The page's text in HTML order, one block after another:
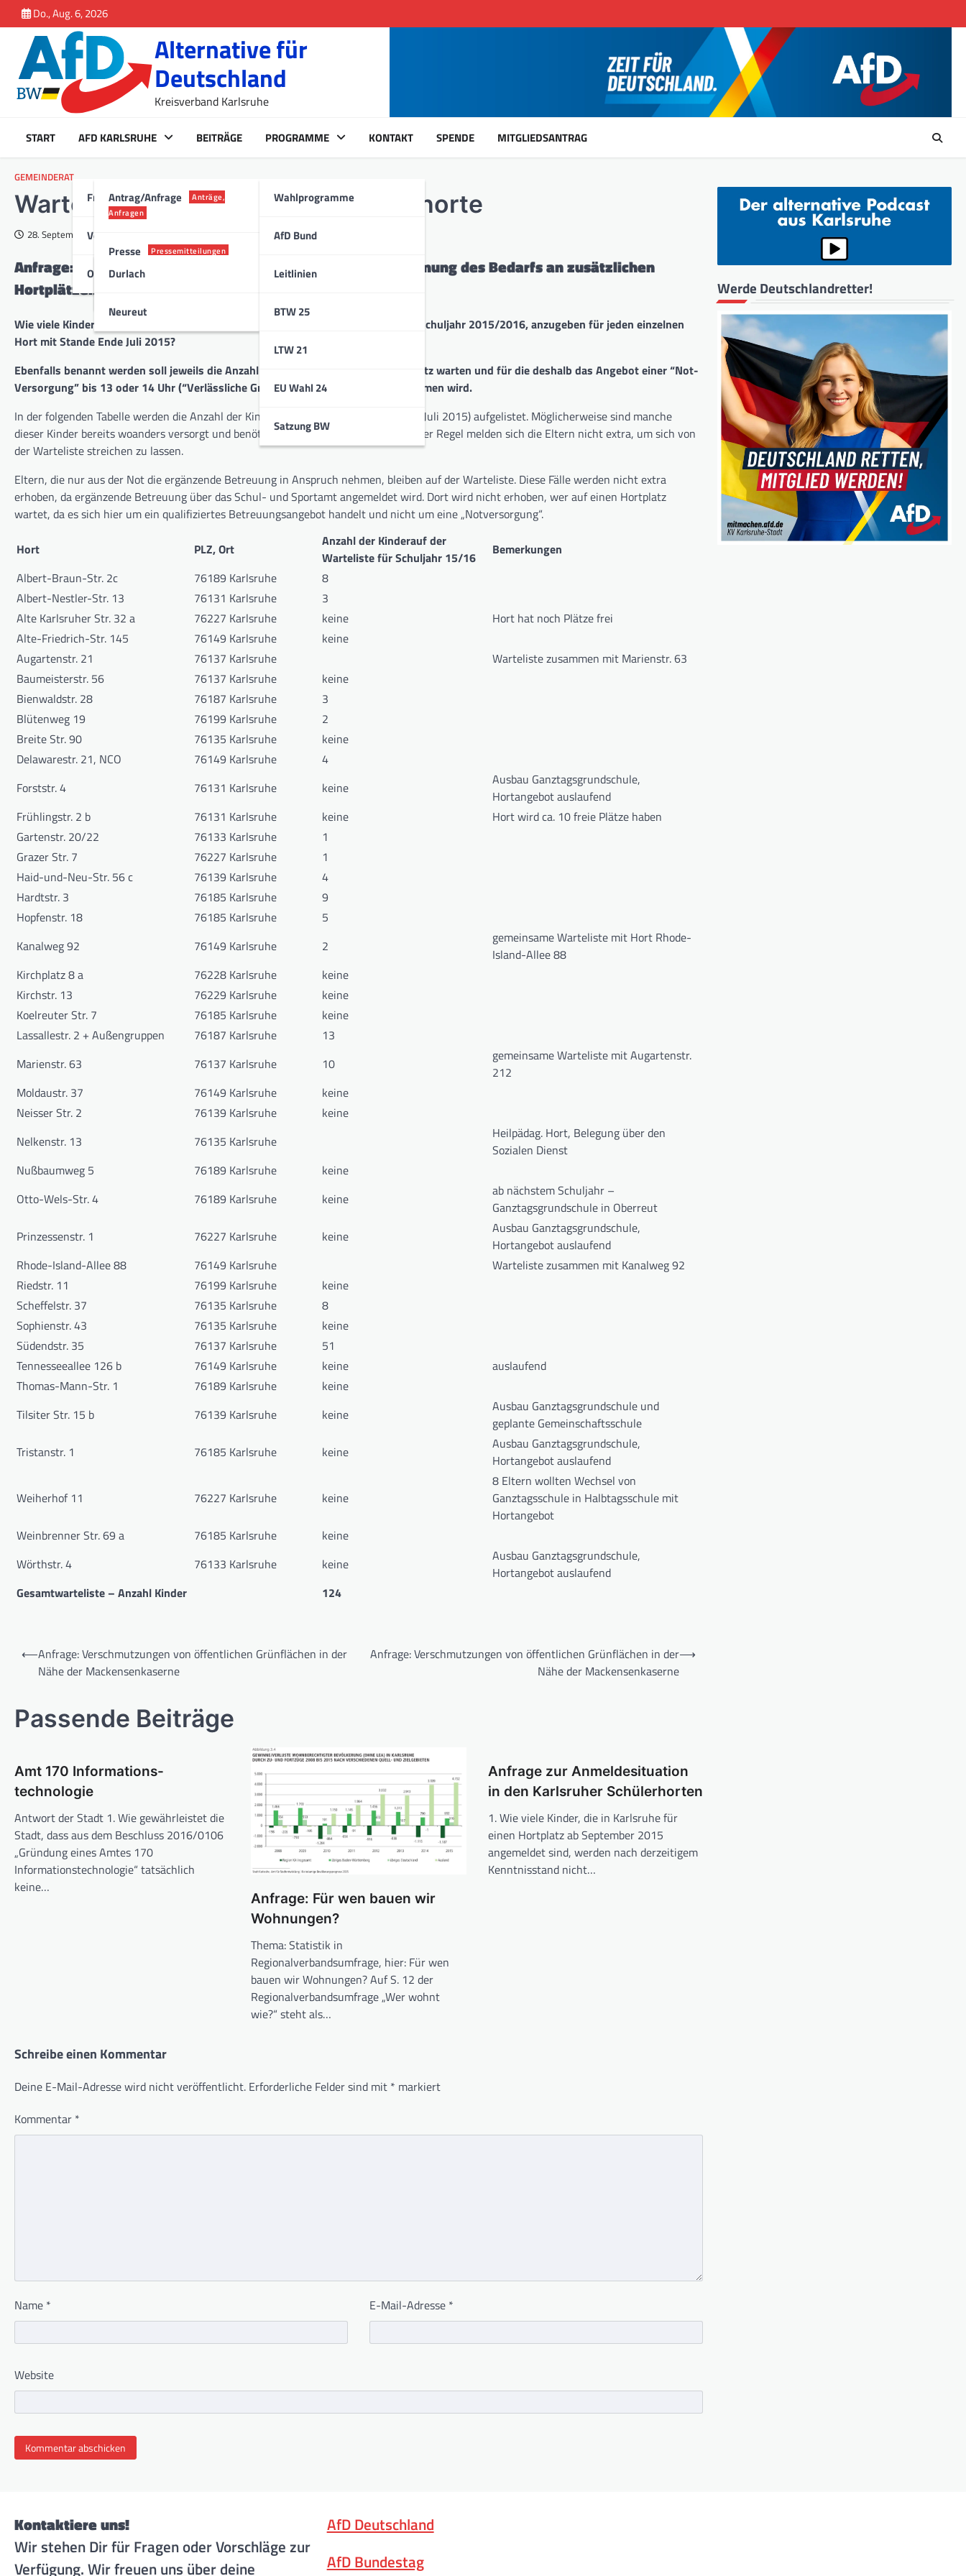
springen
to
content
Do., Aug. 6, 2026
Alternative für
Deutschland
Kreisverband Karlsruhe
START AFD KARLSRUHE
Fraktion Karlsruhe
Antrag/Anfrage
Anträge,
Anfragen
Presse Pressemitteilungen
Vorstand
Ortsverband
Durlach
Neureut
BEITRÄGE PROGRAMME
Wahlprogramme
AfD Bund
Leitlinien
BTW 25
LTW 21
EU Wahl 24
Satzung BW
KONTAKT SPENDE MITGLIEDSANTRAG
GEMEINDERAT
Wartelisten der Karlsruher Schülerhorte
28. September 2015
Anfrage: Wartelisten der Karlsruher Schülerhorte – Bestimmung des Bedarfs an zusätzlichen
Hortplätzen
Wie viele Kinder stehen auf den Wartelisten der Karlsruher Schülerhorte für das S chuljahr 2015/2016, anzugeben für jeden einzelnen
Hort mit Stande Ende Juli 2015?
Ebenfalls benannt werden soll jeweils die Anzahl der Kinder, die auf einen Hortplatz warten und für die deshalb das Angebot einer “Not-
Versorgung” bis 13 oder 14 Uhr (“Verlässliche Grundschule”) in Anspruch genommen wird.
In der folgenden Tabelle werden die Anzahl der Kinder auf der Warteliste (Stand 30. Juli 2015) aufgelistet. Möglicherweise sind manche
dieser Kinder bereits woanders versorgt und benötigen diesen Platz nicht mehr. In der Regel melden sich die Eltern nicht extra, um sich von
der Warteliste streichen zu lassen.
Eltern, die nur aus der Not die ergänzende Betreuung in Anspruch nehmen, bleiben auf der Warteliste. Diese Fälle werden nicht extra
erhoben, da ergänzende Betreuung über das Schul- und Sportamt angemeldet wird. Dort wird nicht erhoben, wer auf einen Hortplatz
wartet, da es sich hier um ein qualifiziertes Betreuungsangebot handelt und nicht um eine „Notversorgung“.
Hort PLZ, Ort Anzahl der Kinderauf der
Warteliste für Schuljahr 15/16
Bemerkungen
Albert-Braun-Str. 2c
76189 Karlsruhe
8
Albert-Nestler-Str. 13
76131 Karlsruhe
3
Alte Karlsruher Str. 32 a
76227 Karlsruhe keine
Hort hat noch Plätze frei
Alte-Friedrich-Str. 145
76149 Karlsruhe
keine
Augartenstr. 21
76137 Karlsruhe
Warteliste zusammen mit Marienstr. 63
Baumeisterstr. 56
76137 Karlsruhe
keine
Bienwaldstr. 28
76187 Karlsruhe
3
Blütenweg 19
76199 Karlsruhe
2
Breite Str. 90
76135 Karlsruhe
keine
Delawarestr. 21, NCO
76149 Karlsruhe
4
Forststr. 4
76131 Karlsruhe keine
Ausbau Ganztagsgrundschule,
Hortangebot auslaufend
Frühlingstr. 2 b
76131 Karlsruhe keine
Hort wird ca. 10 freie Plätze haben
Gartenstr. 20/22
76133 Karlsruhe
1
Grazer Str. 7
76227 Karlsruhe
1
Haid-und-Neu-Str. 56 c
76139 Karlsruhe
4
Hardtstr. 3
76185 Karlsruhe
9
Hopfenstr. 18
76185 Karlsruhe
5
Kanalweg 92
76149 Karlsruhe 2
gemeinsame Warteliste mit Hort Rhode-
Island-Allee 88
Kirchplatz 8 a
76228 Karlsruhe
keine
Kirchstr. 13
76229 Karlsruhe
keine
Koelreuter Str. 7
76185 Karlsruhe
keine
Lassallestr. 2 + Außengruppen
76187 Karlsruhe
13
Marienstr. 63
76137 Karlsruhe 10
gemeinsame Warteliste mit Augartenstr.
212
Moldaustr. 37
76149 Karlsruhe
keine
Neisser Str. 2
76139 Karlsruhe
keine
Nelkenstr. 13
76135 Karlsruhe
Heilpädag. Hort, Belegung über den
Sozialen Dienst
Nußbaumweg 5
76189 Karlsruhe
keine
Otto-Wels-Str. 4
76189 Karlsruhe keine
ab nächstem Schuljahr –
Ganztagsgrundschule in Oberreut
Prinzessenstr. 1
76227 Karlsruhe keine
Ausbau Ganztagsgrundschule,
Hortangebot auslaufend
Rhode-Island-Allee 88
76149 Karlsruhe
Warteliste zusammen mit Kanalweg 92
Riedstr. 11
76199 Karlsruhe
keine
Scheffelstr. 37
76135 Karlsruhe
8
Sophienstr. 43
76135 Karlsruhe
keine
Südendstr. 35
76137 Karlsruhe
51
Tennesseeallee 126 b
76149 Karlsruhe keine
auslaufend
Thomas-Mann-Str. 1
76189 Karlsruhe
keine
Tilsiter Str. 15 b
76139 Karlsruhe keine
Ausbau Ganztagsgrundschule und
geplante Gemeinschaftsschule
Tristanstr. 1
76185 Karlsruhe keine
Ausbau Ganztagsgrundschule,
Hortangebot auslaufend
Weiherhof 11 76227 Karlsruhe keine
8 Eltern wollten Wechsel von
Ganztagsschule in Halbtagsschule mit
Hortangebot
Weinbrenner Str. 69 a
76185 Karlsruhe
keine
Wörthstr. 4
76133 Karlsruhe keine
Ausbau Ganztagsgrundschule,
Hortangebot auslaufend
Gesamtwarteliste – Anzahl Kinder
124
Beitragsnavigation
⟵Anfrage: Verschmutzungen von öffentlichen Grünflächen in der
Nähe der Mackensenkaserne
Anfrage: Verschmutzungen von öffentlichen Grünflächen in der
Nähe der Mackensenkaserne
⟶
Passende Beiträge
Amt 170 Informations-
technologie
Antwort der Stadt 1. Wie gewährleistet die
Stadt, dass aus dem Beschluss 2016/0106
„Gründung eines Amtes 170
Informationstechnologie“ tatsächlich
keine…
Anfrage: Für wen bauen wir
Wohnungen?
Thema: Statistik in
Regionalverbandsumfrage, hier: Für wen
bauen wir Wohnungen? Auf S. 12 der
Regionalverbandsumfrage „Wer wohnt
wie?“ steht als…
Anfrage zur Anmeldesituation
in den Karlsruher Schülerhorten
1. Wie viele Kinder, die in Karlsruhe für
einen Hortplatz ab September 2015
angemeldet sind, werden nach derzeitigem
Kenntnisstand nicht…
Schreibe einen Kommentar
Deine E-Mail-Adresse wird nicht veröffentlicht. Erforderliche Felder sind mit * markiert
Kommentar *
Name * E-Mail-Adresse *
Website
Werde Deutschlandretter!
Kontaktiere uns!
Wir stehen Dir für Fragen oder Vorschläge zur
Verfügung. Wir freuen uns über deine
AfD Deutschland
AfD Bundestag